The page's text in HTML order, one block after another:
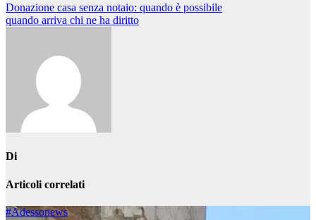
Navigazione
articoli
Donazione casa senza notaio: quando è possibile
quando arriva chi ne ha diritto
Di
Articoli correlati
#Adessonews